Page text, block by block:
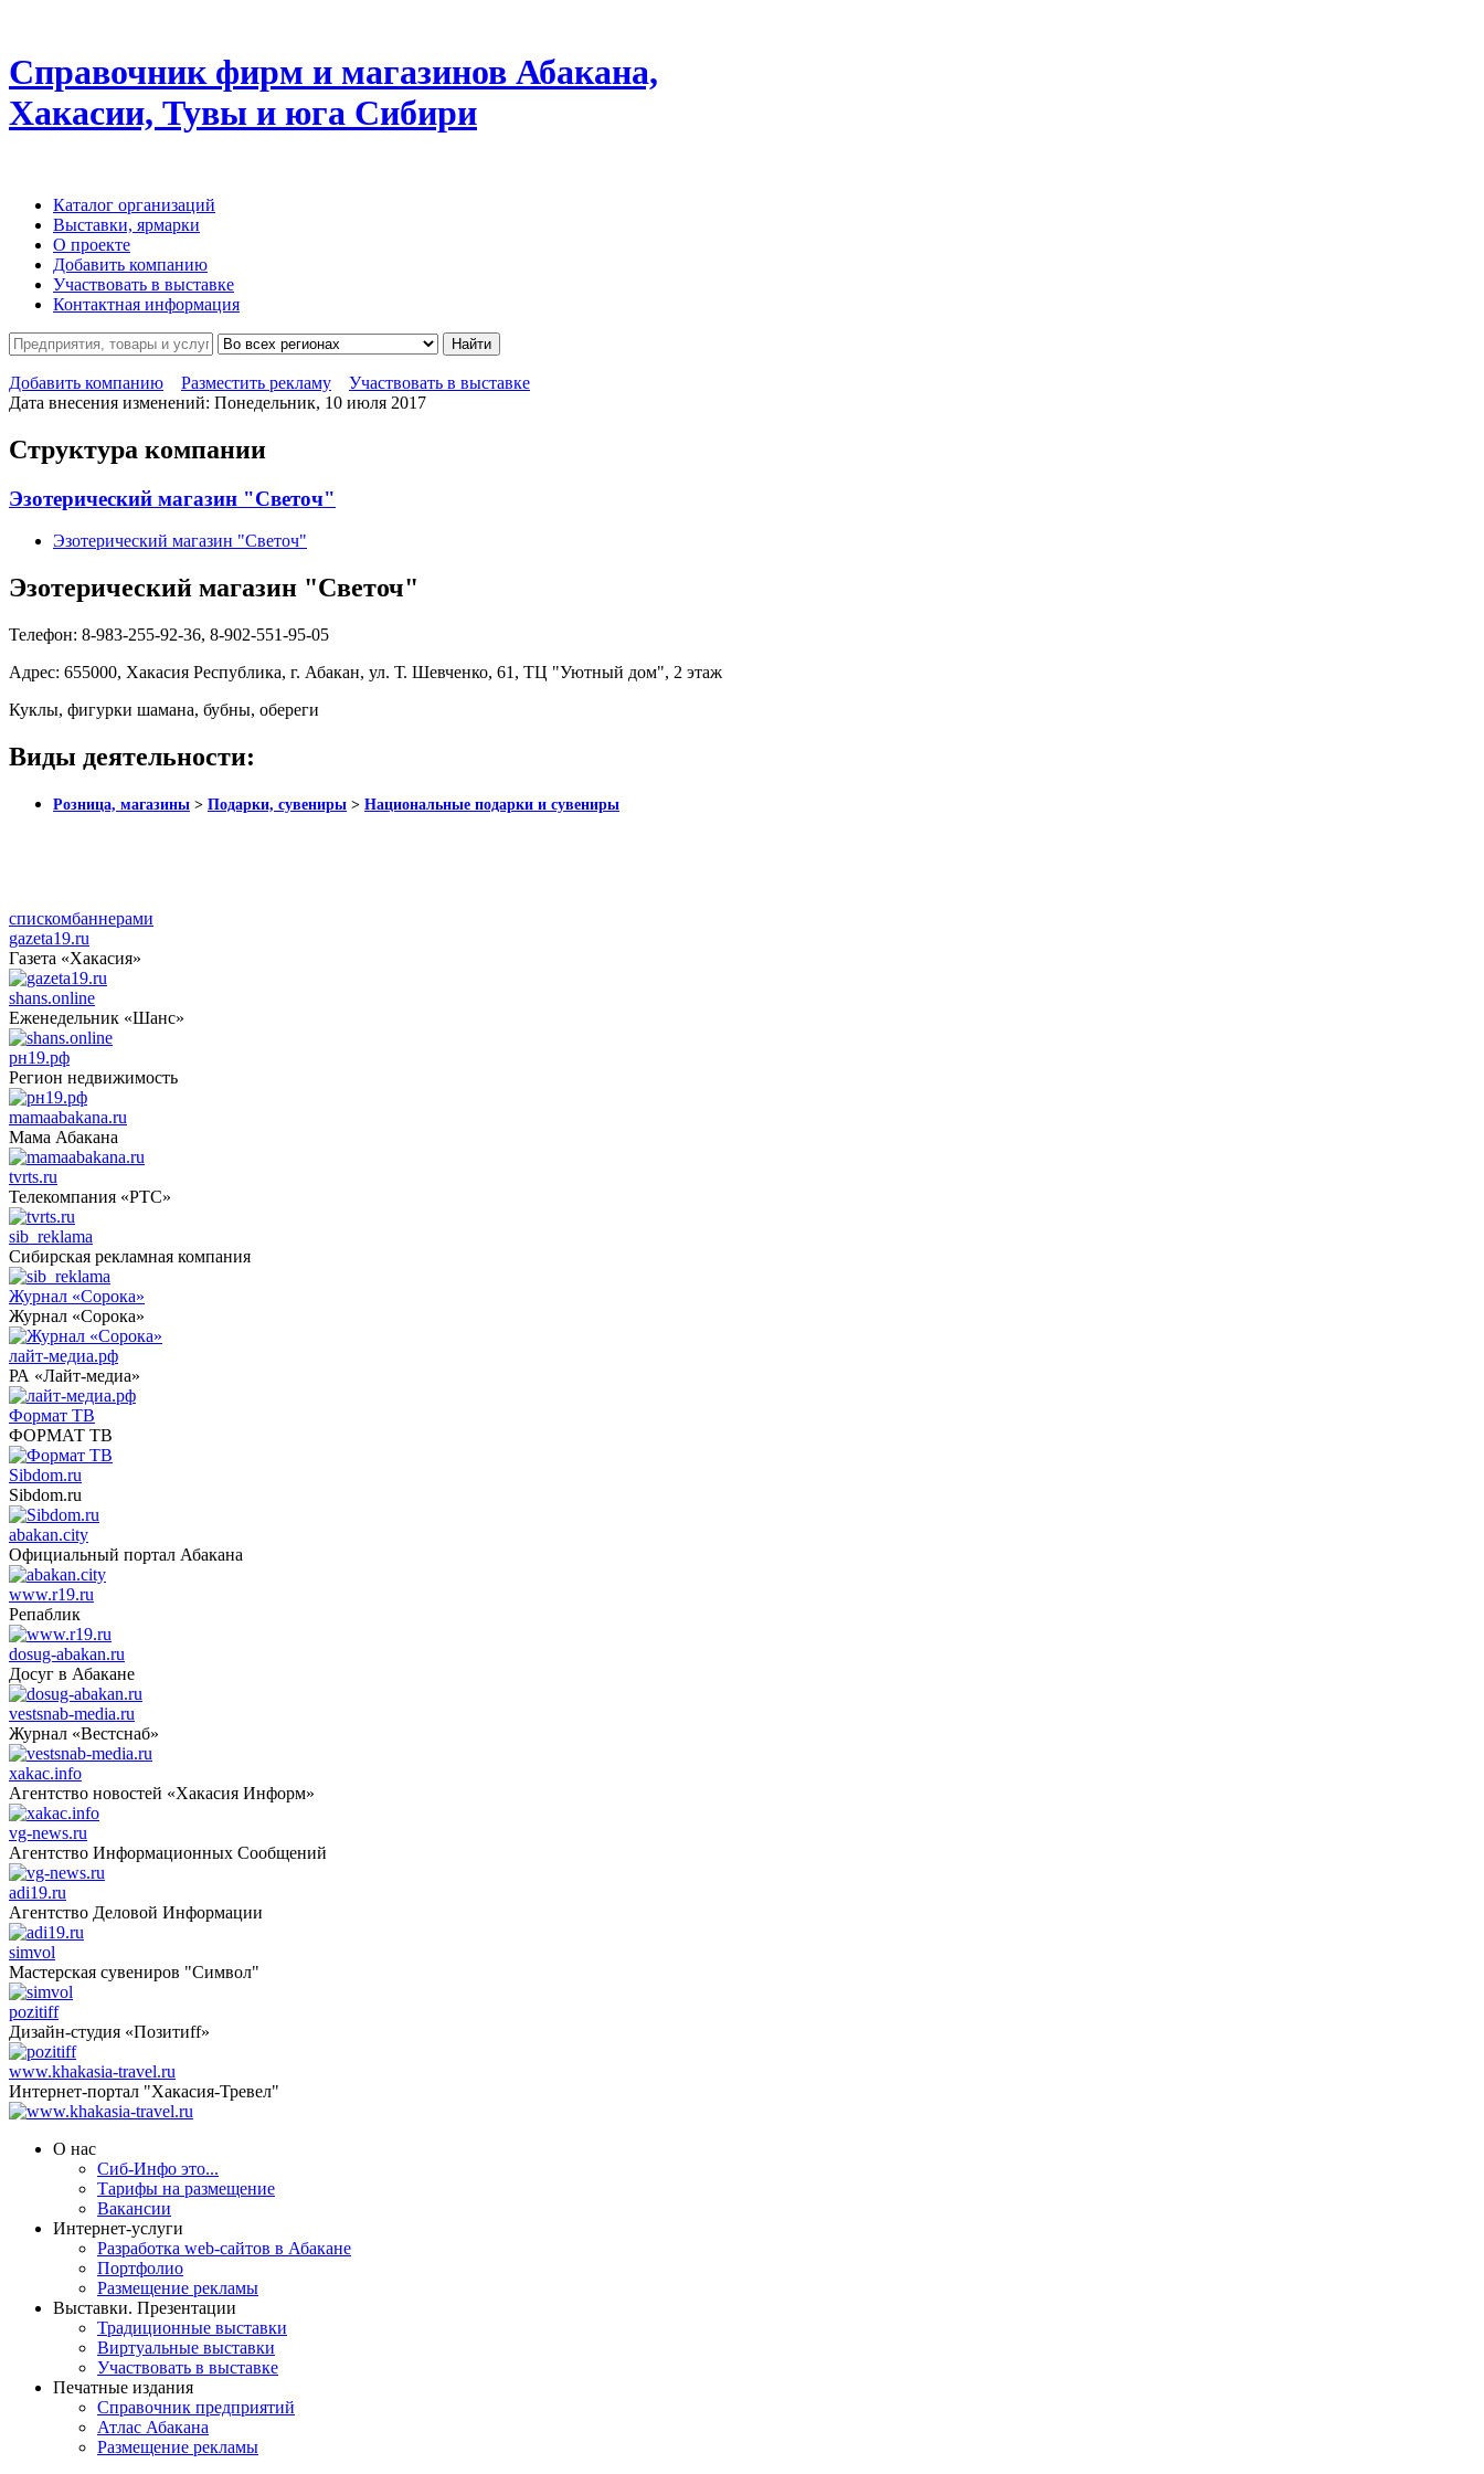
Справочник фирм и магазинов Абакана,
Хакасии, Тувы и юга Сибири
Каталог организаций
Выставки, ярмарки
О проекте
Добавить компанию
Участвовать в выставке
Контактная информация
Найти
Добавить компанию Разместить рекламу
Участвовать в выставке
Дата внесения изменений: Понедельник, 10 июля 2017
Структура компании
Эзотерический магазин "Светоч"
Эзотерический магазин "Светоч"
Эзотерический магазин "Светоч"
Телефон: 8-983-255-92-36, 8-902-551-95-05
Адрес: 655000, Хакасия Республика, г. Абакан, ул. Т. Шевченко, 61, ТЦ "Уютный дом", 2 этаж
Куклы, фигурки шамана, бубны, обереги
Виды деятельности:
Розница, магазины > Подарки, сувениры > Национальные подарки и сувениры
спискомбаннерами
gazeta19.ru
Газета «Хакасия»
shans.online
Еженедельник «Шанс»
рн19.рф
Регион недвижимость
mamaabakana.ru
Мама Абакана
tvrts.ru
Телекомпания «РТС»
sib_reklama
Сибирская рекламная компания
Журнал «Сорока»
Журнал «Сорока»
лайт-медиа.рф
РА «Лайт-медиа»
Формат ТВ
ФОРМАТ ТВ
Sibdom.ru
Sibdom.ru
abakan.city
Официальный портал Абакана
www.r19.ru
Репаблик
dosug-abakan.ru
Досуг в Абакане
vestsnab-media.ru
Журнал «Вестснаб»
xakac.info
Агентство новостей «Хакасия Информ»
vg-news.ru
Агентство Информационных Сообщений
adi19.ru
Агентство Деловой Информации
simvol
Мастерская сувениров "Символ"
pozitiff
Дизайн-студия «Позитиff»
www.khakasia-travel.ru
Интернет-портал "Хакасия-Тревел"
О нас
Сиб-Инфо это...
Тарифы на размещение
Вакансии
Интернет-услуги
Разработка web-сайтов в Абакане
Портфолио
Размещение рекламы
Выставки. Презентации
Традиционные выставки
Виртуальные выставки
Участвовать в выставке
Печатные издания
Справочник предприятий
Атлас Абакана
Размещение рекламы